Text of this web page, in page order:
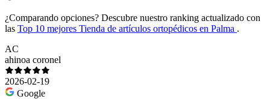
¿Comparando opciones? Descubre nuestro ranking actualizado con
las Top 10 mejores Tienda de artículos ortopédicos en Palma .
AC
ahinoa coronel
2026-02-19
Google